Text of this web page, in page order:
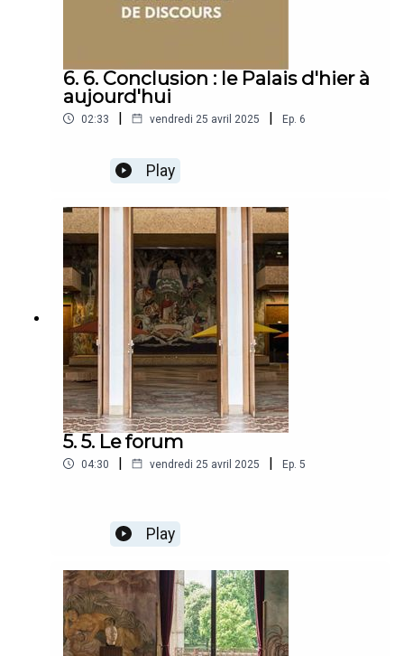
6. 6. Conclusion : le Palais d'hier à
aujourd'hui
02:33 | vendredi 25 avril 2025 | Ep. 6
Play
5. 5. Le forum
04:30 | vendredi 25 avril 2025 | Ep. 5
Play